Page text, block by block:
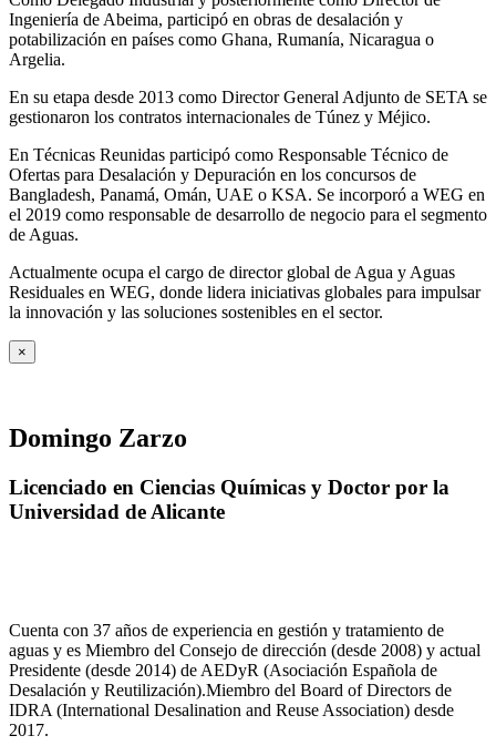
Ingeniería de Abeima, participó en obras de desalación y
potabilización en países como Ghana, Rumanía, Nicaragua o
Argelia.
En su etapa desde 2013 como Director General Adjunto de SETA se
gestionaron los contratos internacionales de Túnez y Méjico.
En Técnicas Reunidas participó como Responsable Técnico de
Ofertas para Desalación y Depuración en los concursos de
Bangladesh, Panamá, Omán, UAE o KSA. Se incorporó a WEG en
el 2019 como responsable de desarrollo de negocio para el segmento
de Aguas.
Actualmente ocupa el cargo de director global de Agua y Aguas
Residuales en WEG, donde lidera iniciativas globales para impulsar
la innovación y las soluciones sostenibles en el sector.
×
Domingo Zarzo
Licenciado en Ciencias Químicas y Doctor por la
Universidad de Alicante
Cuenta con 37 años de experiencia en gestión y tratamiento de
aguas y es Miembro del Consejo de dirección (desde 2008) y actual
Presidente (desde 2014) de AEDyR (Asociación Española de
Desalación y Reutilización).Miembro del Board of Directors de
IDRA (International Desalination and Reuse Association) desde
2017.